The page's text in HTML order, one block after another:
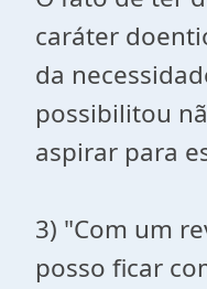
caráter
da
possibilitou
aspirar para
3) "Com um
posso ficar